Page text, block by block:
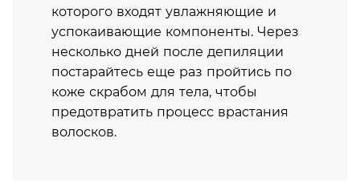
которого входят увлажняющие и
успокаивающие компоненты. Через
несколько дней после депиляции
постарайтесь еще раз пройтись по
коже скрабом для тела, чтобы
предотвратить процесс врастания
волосков.